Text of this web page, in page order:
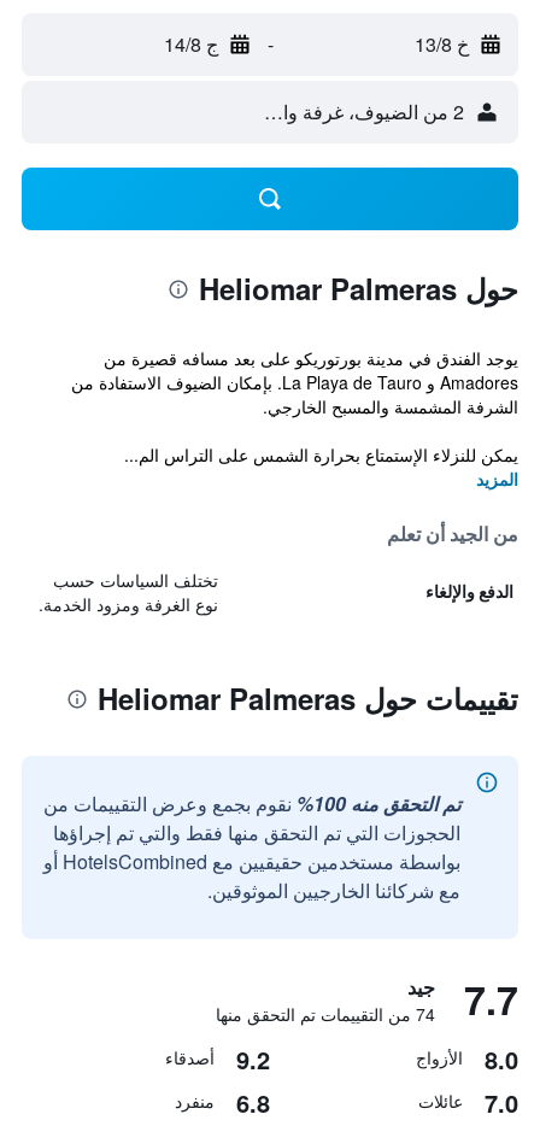
خ 13/8 - ج 14/8
2 من الضيوف، غرفة واحدة
حول Heliomar Palmeras
يوجد الفندق في مدينة بورتوريكو على بعد مسافه قصيرة من
Amadores و La Playa de Tauro. بإمكان الضيوف الاستفادة من
الشرفة المشمسة والمسبح الخارجي.
يمكن للنزلاء الإستمتاع بحرارة الشمس على التراس الم...
المزيد
من الجيد أن تعلم
الدفع والإلغاء
تختلف السياسات حسب
نوع الغرفة ومزود الخدمة.
تقييمات حول Heliomar Palmeras
تم التحقق منه 100%
نقوم بجمع وعرض التقييمات من
الحجوزات التي تم التحقق منها فقط والتي تم إجراؤها
بواسطة مستخدمين حقيقيين مع HotelsCombined أو
مع شركائنا الخارجيين الموثوقين.
7.7 جيد
74 من التقييمات تم التحقق منها
8.0 الأزواج 9.2 أصدقاء
7.0 عائلات 6.8 منفرد